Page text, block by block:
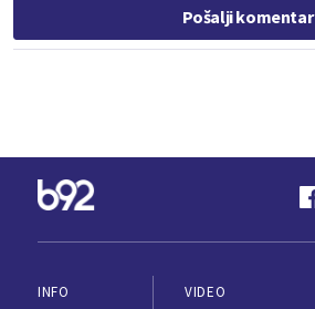
Pošalji komentar
INFO
VIDEO